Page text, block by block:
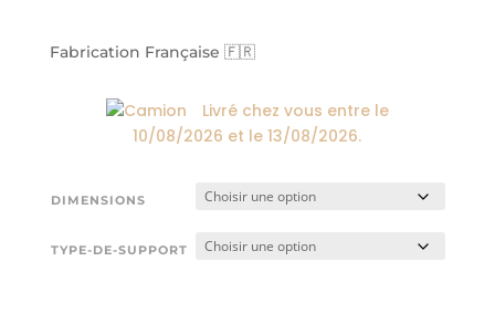
Fabrication Française 🇫🇷
Livré chez vous entre le
10/08/2026 et le13/08/2026.
DIMENSIONS
TYPE-DE-SUPPORT